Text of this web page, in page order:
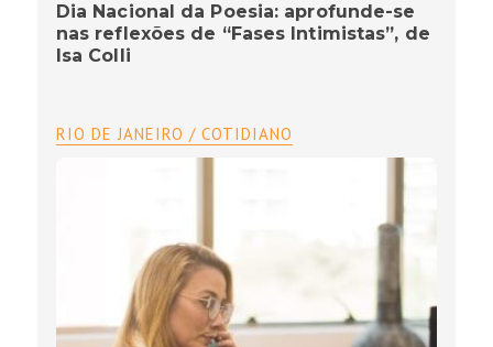
Dia Nacional da Poesia: aprofunde-se
nas reflexões de “Fases Intimistas”, de
Isa Colli
RIO DE JANEIRO / COTIDIANO